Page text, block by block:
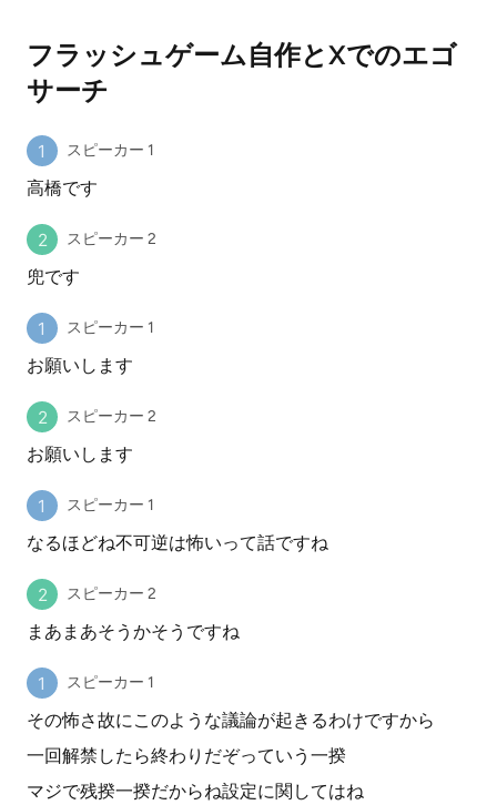
フラッシュゲーム自作とXでのエゴ
サーチ
スピーカー 1
高橋です
スピーカー 2
兜です
スピーカー 1
お願いします
スピーカー 2
お願いします
スピーカー 1
なるほどね不可逆は怖いって話ですね
スピーカー 2
まあまあそうかそうですね
スピーカー 1
その怖さ故にこのような議論が起きるわけですから
一回解禁したら終わりだぞっていう一揆
マジで残揆一揆だからね設定に関してはね